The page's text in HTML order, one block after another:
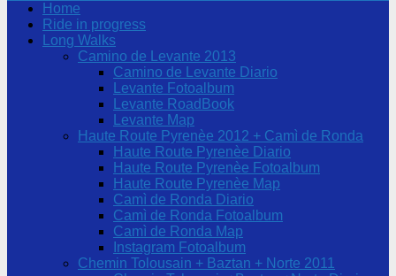
Home
Ride in progress
Long Walks
Camino de Levante 2013
Camino de Levante Diario
Levante Fotoalbum
Levante RoadBook
Levante Map
Haute Route Pyrenèe 2012 + Camì de Ronda
Haute Route Pyrenèe Diario
Haute Route Pyrenèe Fotoalbum
Haute Route Pyrenèe Map
Camì de Ronda Diario
Camì de Ronda Fotoalbum
Camì de Ronda Map
Instagram Fotoalbum
Chemin Tolousain + Baztan + Norte 2011